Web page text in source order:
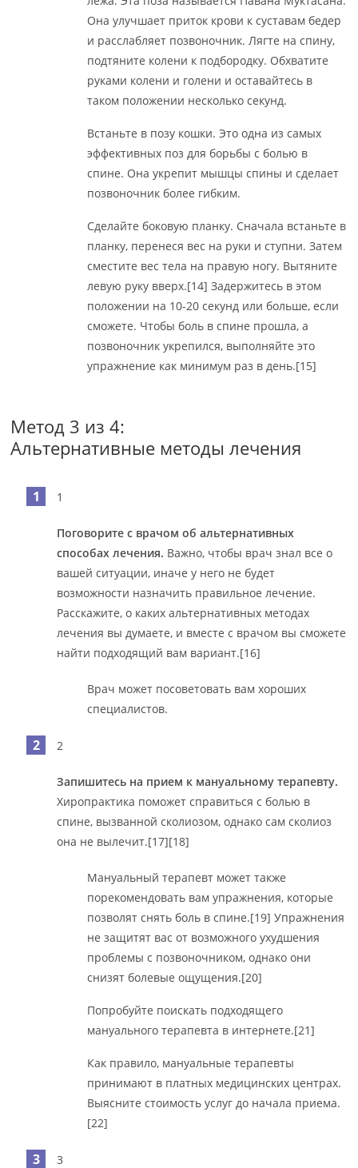
Она улучшает приток крови к суставам бедер
и расслабляет позвоночник. Лягте на спину,
подтяните колени к подбородку. Обхватите
руками колени и голени и оставайтесь в
таком положении несколько секунд.
Встаньте в позу кошки. Это одна из самых
эффективных поз для борьбы с болью в
спине. Она укрепит мышцы спины и сделает
позвоночник более гибким.
Сделайте боковую планку. Сначала встаньте в
планку, перенеся вес на руки и ступни. Затем
сместите вес тела на правую ногу. Вытяните
левую руку вверх.[14] Задержитесь в этом
положении на 10-20 секунд или больше, если
сможете. Чтобы боль в спине прошла, а
позвоночник укрепился, выполняйте это
упражнение как минимум раз в день.[15]
Метод 3 из 4:
Альтернативные методы лечения
1
Поговорите с врачом об альтернативных
способах лечения. Важно, чтобы врач знал все о
вашей ситуации, иначе у него не будет
возможности назначить правильное лечение.
Расскажите, о каких альтернативных методах
лечения вы думаете, и вместе с врачом вы сможете
найти подходящий вам вариант.[16]
Врач может посоветовать вам хороших
специалистов.
2
Запишитесь на прием к мануальному терапевту.
Хиропрактика поможет справиться с болью в
спине, вызванной сколиозом, однако сам сколиоз
она не вылечит.[17][18]
Мануальный терапевт может также
порекомендовать вам упражнения, которые
позволят снять боль в спине.[19] Упражнения
не защитят вас от возможного ухудшения
проблемы с позвоночником, однако они
снизят болевые ощущения.[20]
Попробуйте поискать подходящего
мануального терапевта в интернете.[21]
Как правило, мануальные терапевты
принимают в платных медицинских центрах.
Выясните стоимость услуг до начала приема.
[22]
3